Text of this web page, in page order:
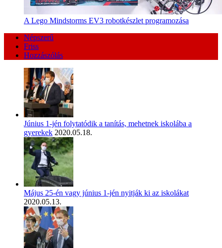
A Lego Mindstorms EV3 robotkészlet programozása
Népszerű
Friss
Hozzászólás
Június 1-jén folytatódik a tanítás, mehetnek iskolába a
gyerekek 2020.05.18.
Május 25-én vagy június 1-jén nyitják ki az iskolákat
2020.05.13.